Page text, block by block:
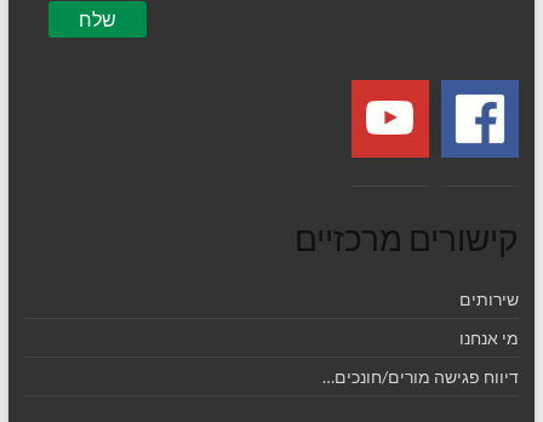
קישורים מרכזיים
שירותים
מי אנחנו
דיווח פגישה מורים/חונכים…